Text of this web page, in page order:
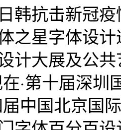
韩抗击新冠
之星字体设
计大展及公
·第十届深圳
中国北京国